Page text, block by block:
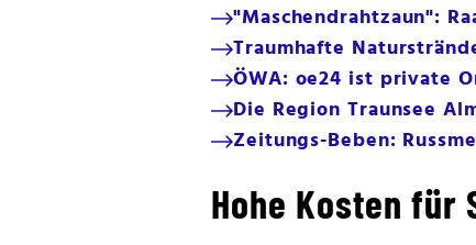
"Maschendrahtzaun":
Traumhafte
ÖWA: oe24 ist private
Die Region Traunsee
Zeitungs-Beben:
Hohe Kosten für